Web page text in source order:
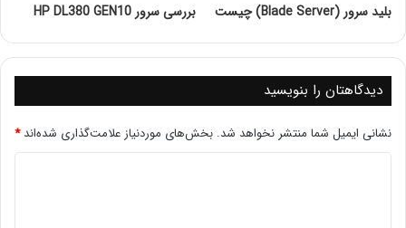
اهمیتامنیت روترهایسیسکو
روترها وظیفه مسیریابی ترافیک شبکه را بر عهده دارند و در
صورت نفوذ به آن‌ها، اطلاعات حساس ممکن است به خطر
بیفتد. با توجه به اینکه روترها به عنوان دروازه‌ای برای ارتباطات
بلید سرور (Blade Server) چیست بررسی سرور HP DL380 GEN10
دیدگاهتان را بنویسید
نشانی ایمیل شما منتشر نخواهد شد. بخش‌های موردنیاز علامت‌گذاری شده‌اند*